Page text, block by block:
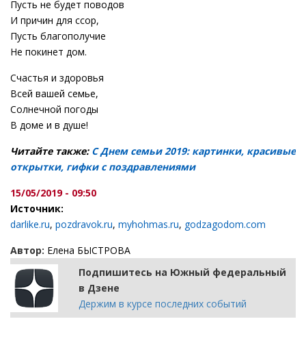
Пусть не будет поводов
И причин для ссор,
Пусть благополучие
Не покинет дом.
Счастья и здоровья
Всей вашей семье,
Солнечной погоды
В доме и в душе!
Читайте также: С Днем семьи 2019: картинки, красивые
открытки, гифки с поздравлениями
15/05/2019 - 09:50
Источник:
darlike.ru, pozdravok.ru, myhohmas.ru, godzagodom.com
Автор: Елена БЫСТРОВА
Подпишитесь на Южный федеральный
в Дзене
Держим в курсе последних событий